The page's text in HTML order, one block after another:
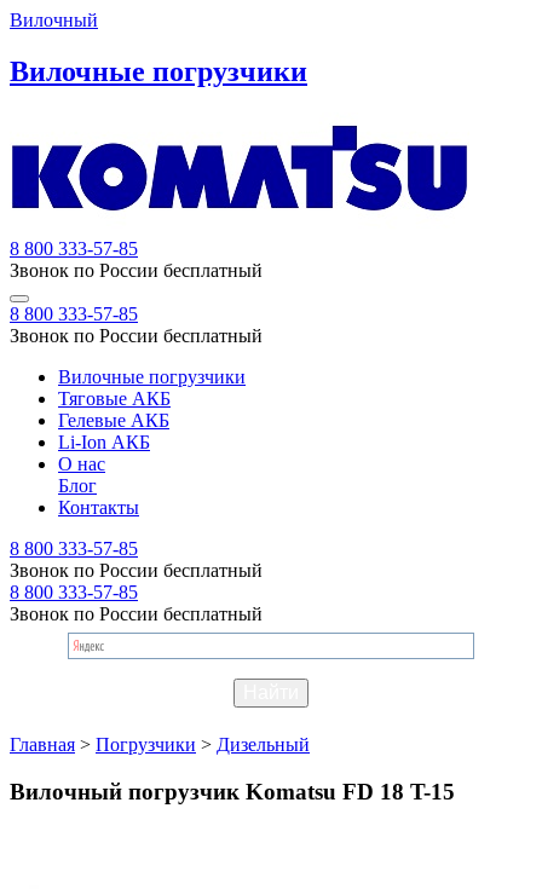
Вилочный
Вилочные погрузчики
8 800 333-57-85
Звонок по России бесплатный
8 800 333-57-85
Звонок по России бесплатный
Вилочные погрузчики
Тяговые АКБ
Гелевые АКБ
Li-Ion АКБ
О нас
Блог
Контакты
8 800 333-57-85
Звонок по России бесплатный
8 800 333-57-85
Звонок по России бесплатный
Главная > Погрузчики > Дизельный
Вилочный погрузчик Komatsu FD 18 T-15